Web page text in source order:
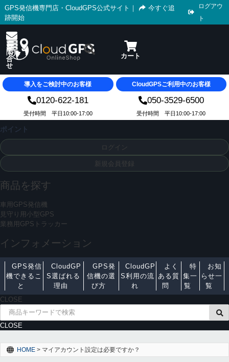
GPS発信機専門店・CloudGPS公式サイト ｜
今すぐ追
跡開始
ログアウ
ト
導入をご検討中のお客様 CloudGPSご利用中のお客様
0120-622-181 050-3529-6500
受付時間 平日10:00-17:00 受付時間 平日10:00-17:00
ポイント
ログイン
新規会員登録
商品を探す
車用GPS発信機
見守り用小型GPS
業務用GPSトラッカー
インフォメーション
GPS発信
機できるこ
と
CloudGP
S選ばれる
理由
GPS発
信機の選
び方
CloudGP
S利用の流
れ
よく
ある質
問
特
集一
覧
お知
らせ一
覧
CLOSE
CLOSE
HOME > マイアカウント設定は必要ですか？